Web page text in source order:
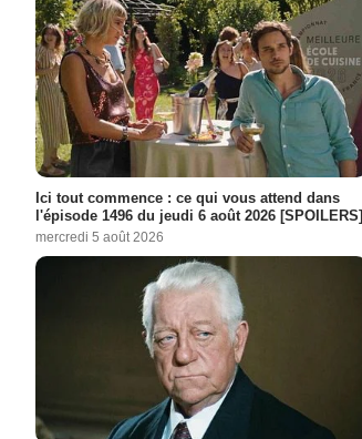
Ici tout commence : ce qui vous attend dans
l'épisode 1496 du jeudi 6 août 2026 [SPOILERS]
mercredi 5 août 2026